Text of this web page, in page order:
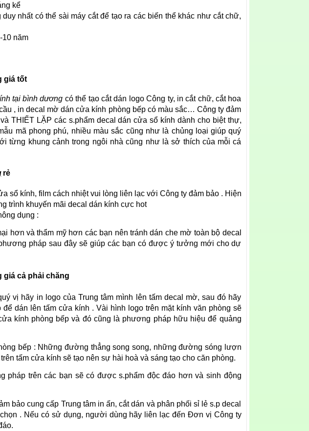
kể
duy nhất có thể sài máy cắt để tạo ra các biến thể khác như cắt chữ,
10 năm
giá tốt
tại bình dương có thể tạo cắt dán logo Công ty, in cắt chữ, cắt hoa
, in decal mờ dán cửa kính phòng bếp có màu sắc… Công ty đảm
THIẾT LẶP các s.phẩm decal dán cửa sổ kính dành cho biệt thự,
mã phong phú, nhiều màu sắc cũng như là chủng loại giúp quý
từng khung cảnh trong ngôi nhà cũng như là sở thích của mỗi cá
rẻ
sổ kính, film cách nhiệt vui lòng liên lạc với Công ty đảm bảo . Hiện
trình khuyến mãi decal dán kính cực hot
dụng :
hơn và thẩm mỹ hơn các bạn nên tránh dán che mờ toàn bộ decal
pháp sau đây sẽ giúp các bạn có được ý tưởng mới cho dự
giá cả phải chăng
vị hãy in logo của Trung tâm mình lên tấm decal mờ, sau đó hãy
dán lên tấm cửa kính . Vài hình logo trên mặt kính văn phòng sẽ
kính phòng bếp và đó cũng là phương pháp hữu hiệu để quảng
bếp : Những đường thẳng song song, những đường sóng lượn
tấm cửa kính sẽ tạo nên sự hài hoà và sáng tạo cho căn phòng.
pháp trên các bạn sẽ có được s.phẩm độc đáo hơn và sinh động
bảo cung cấp Trung tâm in ấn, cắt dán và phân phối sỉ lẻ s.p decal
. Nếu có sử dụng, người dùng hãy liên lạc đến Đơn vị Công ty